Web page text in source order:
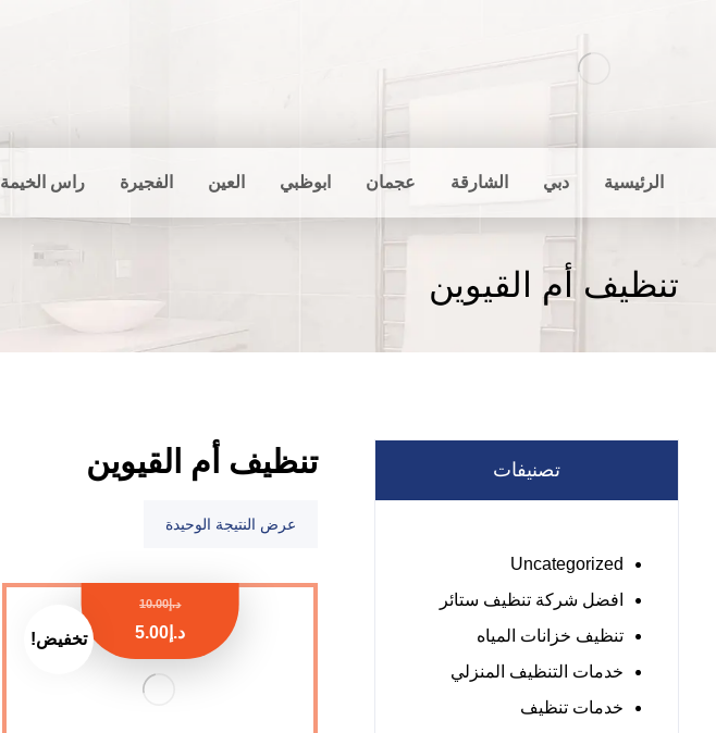
الرئيسية دبي الشارقة عجمان ابوظبي العين الفجيرة راس الخيمة
تنظيف أم القيوين
تنظيف أم القيوين
عرض النتيجة الوحيدة
تخفيض!
د.إ10.00
د.إ 5.00
تصنيفات
Uncategorized
افضل شركة تنظيف ستائر
تنظيف خزانات المياه
خدمات التنظيف المنزلي
خدمات تنظيف